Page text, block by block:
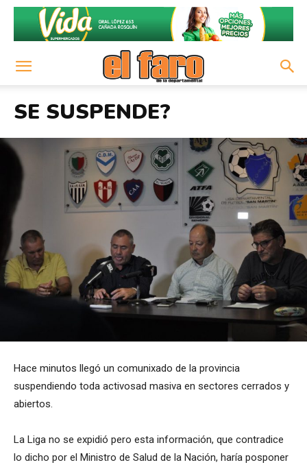
SE SUSPENDE?
Hace minutos llegó un comunixado de la provincia
suspendiendo toda activosad masiva en sectores cerrados y
abiertos.
La Liga no se expidió pero esta información, que contradice
lo dicho por el Ministro de Salud de la Nación, haría posponer